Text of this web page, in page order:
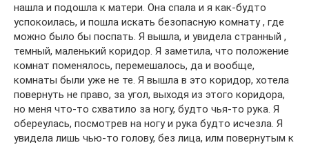
нашла и подошла к матери. Она спала и я как-будто
успокоилась, и пошла искать безопасную комнату , где
можно было бы поспать. Я вышла, и увидела странный ,
темный, маленький коридор. Я заметила, что положение
комнат поменялось, перемешалось, да и вообще,
комнаты были уже не те. Я вышла в это коридор, хотела
повернуть не право, за угол, выходя из этого коридора,
но меня что-то схватило за ногу, будто чья-то рука. Я
обереулась, посмотрев на ногу и рука будто исчезла. Я
увидела лишь чью-то голову, без лица, илм повернутым к